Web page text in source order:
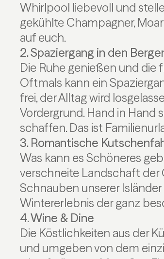
Whirlpool liebevoll und
gekühlte Champagner,
auf euch.
2. Spaziergang in den
Die Ruhe genießen und die
Oftmals kann ein
frei, der Alltag wird
Vordergrund. Hand in Hand
schaffen. Das ist
3. Romantische
Was kann es Schöneres
verschneite Landschaft der
Schnauben unserer
Wintererlebnis der ganz
4. Wine & Dine
Die Köstlichkeiten aus der
und umgeben von dem